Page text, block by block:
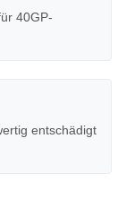
40GP-
entschädigt